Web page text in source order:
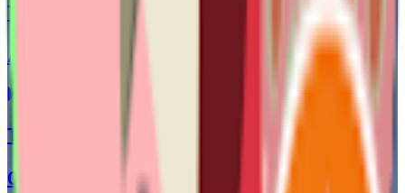
Tải về
App Store
Tải về
CH Play